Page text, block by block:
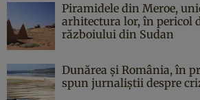
Piramidele din Meroe,
arhitectura lor, în pericol
războiului din Sudan
Dunărea și România, în
spun jurnaliștii despre